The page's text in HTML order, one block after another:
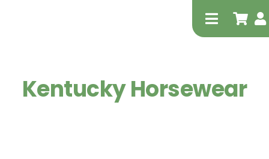
Toggle
Kentucky Horsewear